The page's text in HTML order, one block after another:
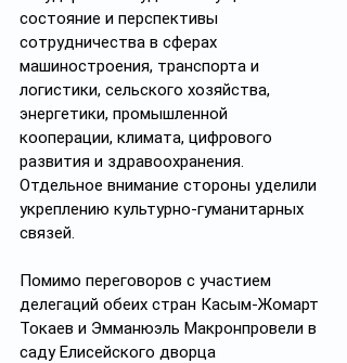
состояние и перспективы
сотрудничества в сферах
машиностроения, транспорта и
логистики, сельского хозяйства,
энергетики, промышленной
кооперации, климата, цифрового
развития и здравоохранения.
Отдельное внимание стороны уделили
укреплению культурно-гуманитарных
связей.
Помимо переговоров с участием
делегаций обеих стран Касым-Жомарт
Токаев и Эмманюэль Макронпровели в
саду Елисейского дворца